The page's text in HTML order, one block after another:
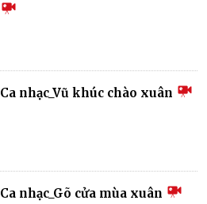
Ca nhạc_Vũ khúc chào xuân
Ca nhạc_Gõ cửa mùa xuân